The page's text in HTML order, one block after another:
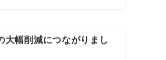
大幅削減につながりまし